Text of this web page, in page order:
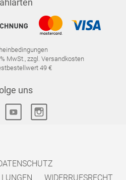
MwSt., zzgl. Versandkosten
49 €
uns
WIDERRUFSRECHT